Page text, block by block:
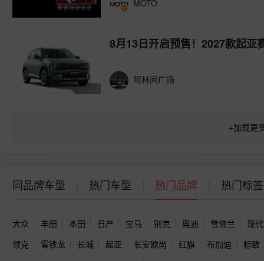
MOTO
8月13日开启预售！2027款起亚
阿林间广场
+加载更
同品牌车型 热门车型 热门品牌 热门标签
大众 丰田 本田 日产 宝马 别克 奥迪 雪佛兰
现代
领克
雪铁龙 长城 起亚 长安欧尚 红旗 布加迪
标致